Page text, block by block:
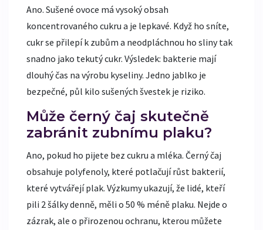
Ano. Sušené ovoce má vysoký obsah
koncentrovaného cukru a je lepkavé. Když ho sníte,
cukr se přilepí k zubům a neodpláchnou ho sliny tak
snadno jako tekutý cukr. Výsledek: bakterie mají
dlouhý čas na výrobu kyseliny. Jedno jablko je
bezpečné, půl kilo sušených švestek je riziko.
Může černý čaj skutečně
zabránit zubnímu plaku?
Ano, pokud ho pijete bez cukru a mléka. Černý čaj
obsahuje polyfenoly, které potlačují růst bakterií,
které vytvářejí plak. Výzkumy ukazují, že lidé, kteří
pili 2 šálky denně, měli o 50 % méně plaku. Nejde o
zázrak, ale o přirozenou ochranu, kterou můžete